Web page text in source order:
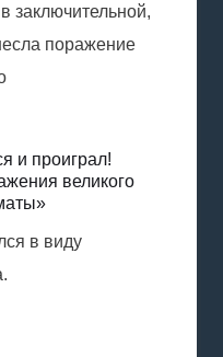
заключительной,
поражение
и проиграл!
великого
в виду